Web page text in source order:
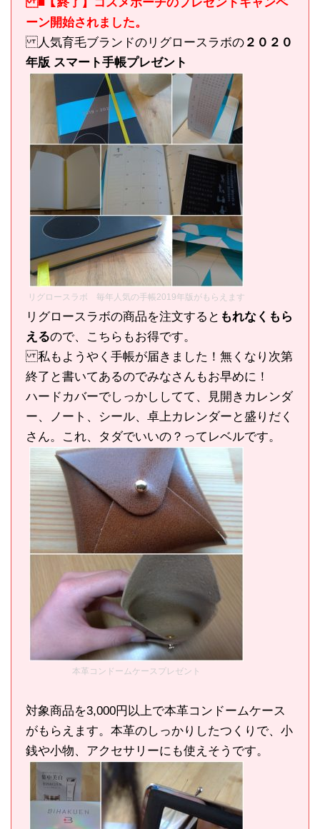
ーン開始されました。
人気育毛ブランドのリグロースラボの ２０２０
年版 スマート手帳プレゼント
リグロースラボ 毎年人気の手帳2019年版がもらえます
リグロースラボの商品を注文すると もれなくもら
えるので、こちらもお得です。
私もようやく手帳が届きました！無くなり次第
終了と書いてあるのでみなさんもお早めに！
ハードカバーでしっかししてて、見開きカレンダ
ー、ノート、シール、卓上カレンダーと盛りだく
さん。これ、タダでいいの？ってレベルです。
本革コンドームケースプレゼント
対象商品を3,000円以上で本革コンドームケース
がもらえます。本革のしっかりしたつくりで、小
銭や小物、アクセサリーにも使えそうです。